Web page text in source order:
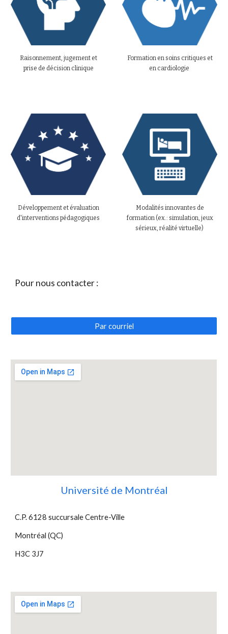
Raisonnement, jugement et
prise de décision clinique
Formation en soins critiques et
en cardiologie
Développement et évaluation
d'interventions pédagogiques
Modalités innovantes de
formation (ex.: simulation, jeux
sérieux, réalité virtuelle)
Pour nous contacter :
Par courriel
Université de Montréal
C.P. 6128 succursale Centre-Ville
Montréal (QC)
H3C 3J7